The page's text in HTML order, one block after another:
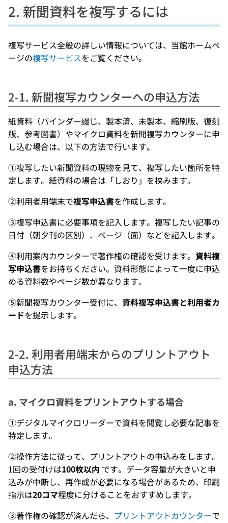
2. 新聞資料を複写するには
複写サービス全般の詳しい情報については、当館ホームペ
ージの複写サービスをご覧ください。
2-1. 新聞複写カウンターへの申込方法
紙資料（バインダー綴じ、製本済、未製本、縮刷版、復刻
版、参考図書）やマイクロ資料を新聞複写カウンターに申
し込む場合は、以下の方法で行います。
①複写したい新聞資料の現物を見て、複写したい箇所を特
定します。紙資料の場合は「しおり」を挟みます。
②利用者用端末で複写申込書を作成します。
③複写申込書に必要事項を記入します。複写したい記事の
日付（朝夕刊の区別）、ページ（面）などを記入します。
④利用案内カウンターで著作権の確認を受けます。 資料複
写申込書をお持ちください。資料形態によって一度に申込
める資料数やページ数が異なります。
⑤新聞複写カウンター受付に、 資料複写申込書と利用者カ
ードを提示します。
2-2. 利用者用端末からのプリントアウト
申込方法
a. マイクロ資料をプリントアウトする場合
①デジタルマイクロリーダーで資料を閲覧し必要な記事を
特定します。
②操作方法に従って、プリントアウトの申込みをします。
1回の受付けは100枚以内 です。データ容量が大きいと申
込みが中断し、再作成が必要になる場合があるため、印刷
指示は20コマ程度に分けることをおすすめします。
③著作権の確認が済んだら、 プリントアウトカウンターで